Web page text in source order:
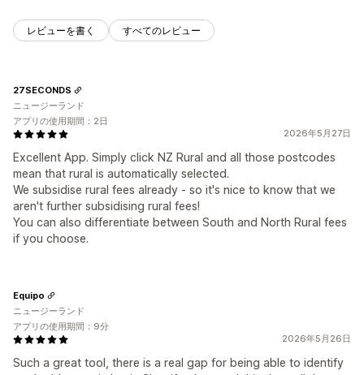
レビューを書く すべてのレビュー
2026年5月27日
Excellent App. Simply click NZ Rural and all those postcodes
mean that rural is automatically selected.
We subsidise rural fees already - so it's nice to know that we
aren't further subsidising rural fees!
You can also differentiate between South and North Rural fees
if you choose.
27SECONDS
ニュージーランド
アプリの使用期間：2日
2026年5月26日
Such a great tool, there is a real gap for being able to identify
Equipo
ニュージーランド
アプリの使用期間：9分